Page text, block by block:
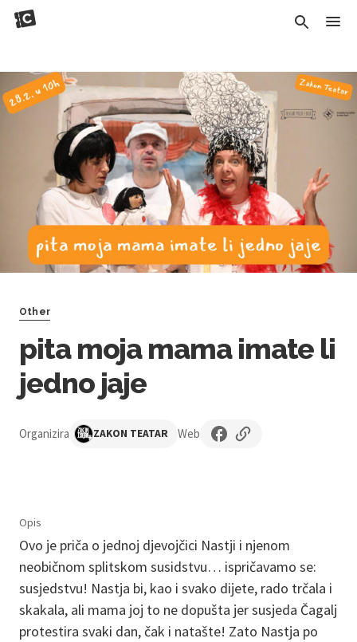
Other
pita moja mama imate li
jedno jaje
Organizira ZAKON TEATAR Web
Opis
Ovo je priča o jednoj djevojčici Nastji i njenom
neobičnom splitskom susidstvu… ispričavamo se:
susjedstvu! Nastja bi, kao i svako dijete, rado trčala i
skakala, ali mama joj to ne dopušta jer susjeda Čagalj
protestira svaki dan, čak i natašte! Zato Nastja po